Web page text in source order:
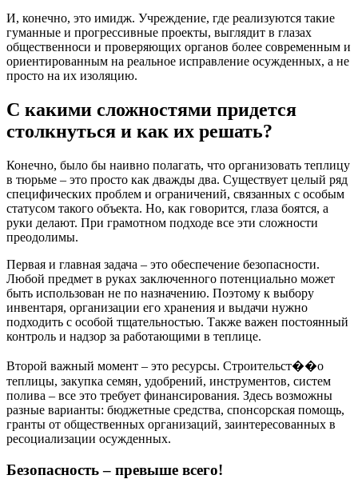
И, конечно, это имидж. Учреждение, где реализуются такие
гуманные и прогрессивные проекты, выглядит в глазах
общественноси и проверяющих органов более современным и
ориентированным на реальное исправление осужденных, а не
просто на их изоляцию.
С какими сложностями придется
столкнуться и как их решать?
Конечно, было бы наивно полагать, что организовать теплицу
в тюрьме – это просто как дважды два. Существует целый ряд
специфических проблем и ограничений, связанных с особым
статусом такого объекта. Но, как говорится, глаза боятся, а
руки делают. При грамотном подходе все эти сложности
преодолимы.
Первая и главная задача – это обеспечение безопасности.
Любой предмет в руках заключенного потенциально может
быть использован не по назначению. Поэтому к выбору
инвентаря, организации его хранения и выдачи нужно
подходить с особой тщательностью. Также важен постоянный
контроль и надзор за работающими в теплице.
Второй важный момент – это ресурсы. Строительст��о
теплицы, закупка семян, удобрений, инструментов, систем
полива – все это требует финансирования. Здесь возможны
разные варианты: бюджетные средства, спонсорская помощь,
гранты от общественных организаций, заинтересованных в
ресоциализации осужденных.
Безопасность – превыше всего!